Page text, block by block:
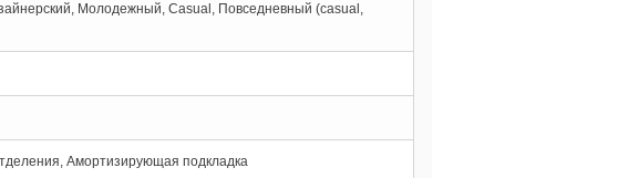
Молодежный, Casual, Повседневный (casual,
Амортизирующая подкладка